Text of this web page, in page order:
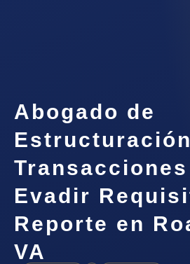
Abogado de
Evadir
Reporte en
VA